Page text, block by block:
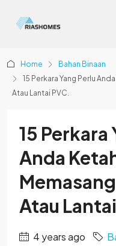
Home
Bahan Binaan
15 Perkara Yang Perlu
Atau Lantai PVC.
15 Perkara
Anda
Atau
4 years ago